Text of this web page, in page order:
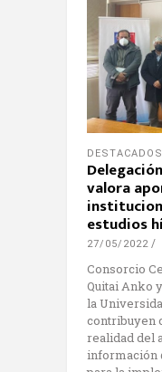
DESTACADOS
valora
estudios
27/05/2022
Consorcio
Quitai Anko
la
contribuyen
realidad del
información